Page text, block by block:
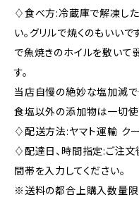
♢食べ方:冷蔵庫で解凍した
い。グリルで焼くのもいい
で魚焼きのホイルを敷いて
す。
当店自慢の絶妙な塩加減で
食塩以外の添加物は一切使
♢配送方法:ヤマト運輸 ク
♢配達日、時間指定:ご注
間帯を入力してください。
※送料の都合上購入数量限